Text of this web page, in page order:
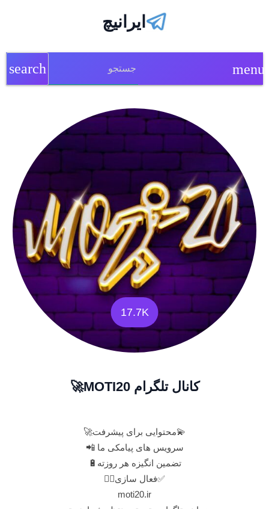
ایرانیچ
menu
search
17.7K
کانال تلگرام MOTI20🚀
💫محتوایی برای پیشرفت🚀
سرویس های پیامکی ما 📲
تضمین انگیزه هر روزته🔋
✅فعال سازی👇🏻
moti20.ir